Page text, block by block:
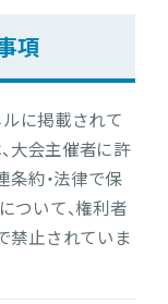
項
に掲載されて
、大会主催者に許
条約・法律で保
ついて、権利者
禁止されていま